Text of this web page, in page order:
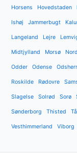
Horsens Hovedstaden
Ishøj Jammerbugt
Langeland Lejre
Midtjylland Morsø
Odder Odense
Roskilde Rødovre
Slagelse Solrød Sorø
Sønderborg Thisted
Vesthimmerland Viborg